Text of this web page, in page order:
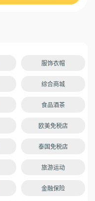
服饰衣帽
综合商城
食品酒茶
欧美免税店
泰国免税店
旅游运动
金融保险